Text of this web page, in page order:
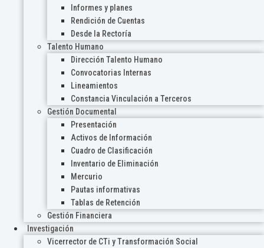
Informes y planes
Rendición de Cuentas
Desde la Rectoría
Talento Humano
Dirección Talento Humano
Convocatorias Internas
Lineamientos
Constancia Vinculación a Terceros
Gestión Documental
Presentación
Activos de Información
Cuadro de Clasificación
Inventario de Eliminación
Mercurio
Pautas informativas
Tablas de Retención
Gestión Financiera
Investigación
Vicerrector de CTi y Transformación Social